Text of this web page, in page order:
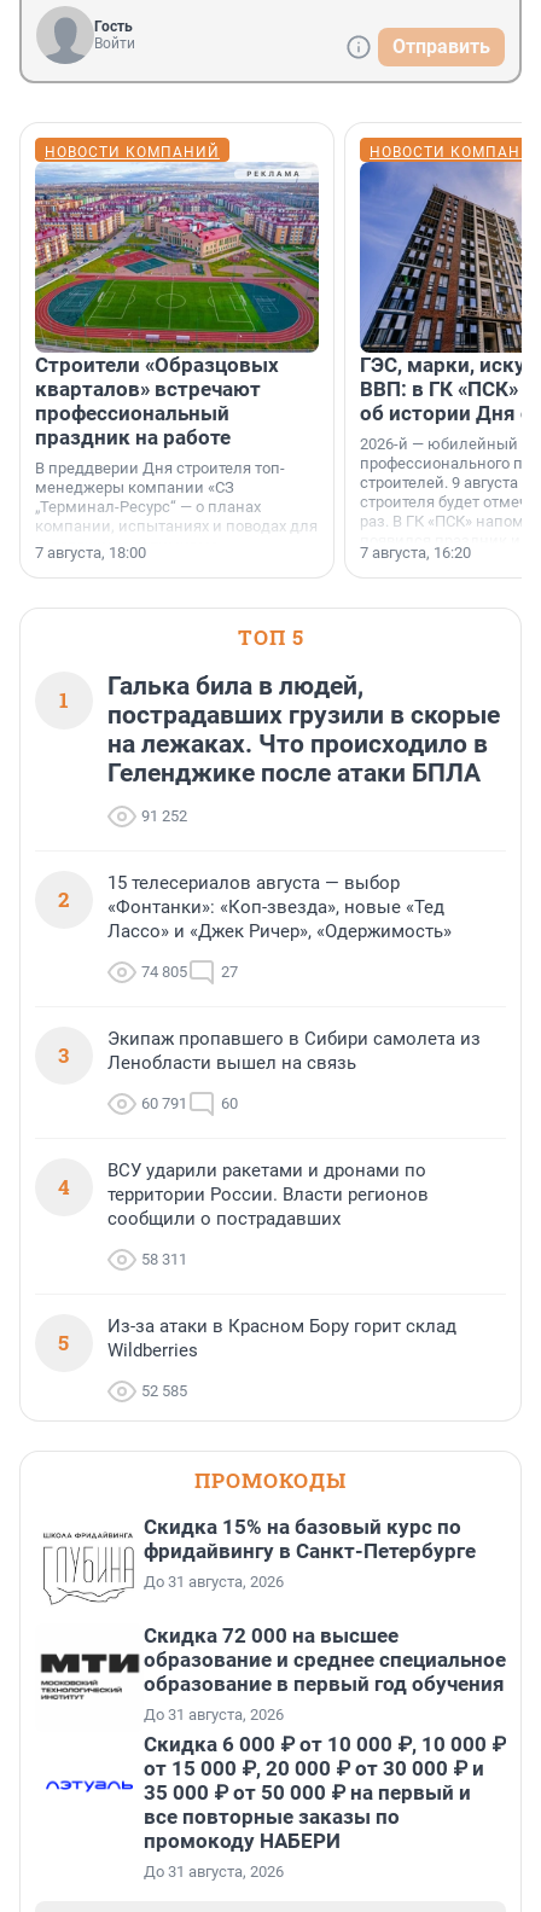
Гость
Войти
Отправить
НОВОСТИ КОМПАНИЙ
Строители «Образцовых
кварталов» встречают
профессиональный
праздник на работе
В преддверии Дня строителя топ-
менеджеры компании «СЗ
„Терминал-Ресурс“ — о планах
компании, испытаниях и поводах для
осторожного оптимизма.
7 августа, 18:00
НОВОСТИ
ГЭС, марки,
ВВП: в ГК «ПСК»
об истории Дня
2026-й — юбилейный
профессионального
строителей. 9 августа
строителя будет
раз. В ГК «ПСК»
поменялась роль
7 августа, 16:20
ТОП 5
1
Галька била в людей,
пострадавших грузили в скорые
на лежаках. Что происходило в
Геленджике после атаки БПЛА
91 252
2
15 телесериалов августа — выбор
«Фонтанки»: «Коп-звезда», новые «Тед
Лассо» и «Джек Ричер», «Одержимость»
74 805 27
3
Экипаж пропавшего в Сибири самолета из
Ленобласти вышел на связь
60 791 60
4
ВСУ ударили ракетами и дронами по
территории России. Власти регионов
сообщили о пострадавших
58 311
5
Из-за атаки в Красном Бору горит склад
Wildberries
52 585
ПРОМОКОДЫ
Скидка 15% на базовый курс по
фридайвингу в Санкт-Петербурге
До 31 августа, 2026
Скидка 72 000 на высшее
образование и среднее специальное
образование в первый год обучения
До 31 августа, 2026
Скидка 6 000 ₽ от 10 000 ₽, 10 000 ₽
от 15 000 ₽, 20 000 ₽ от 30 000 ₽ и
35 000 ₽ от 50 000 ₽ на первый и
все повторные заказы по
промокоду НАБЕРИ
До 31 августа, 2026